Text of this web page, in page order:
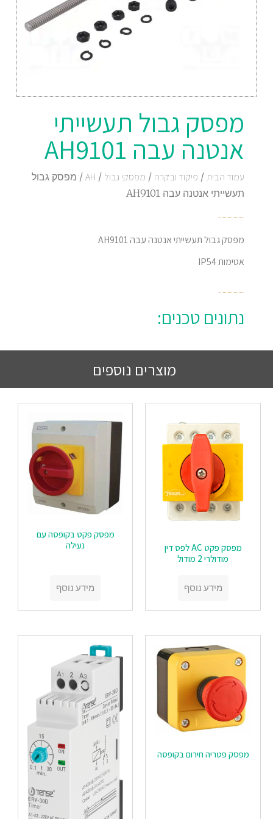
מפסק גבול תעשייתי
אנטנה עבה AH9101
עמוד הבית / פיקוד ובקרה / מפסקי גבול /
AH/ מפסק גבול
תעשייתי אנטנה עבה AH9101
מפסק גבול תעשייתי אנטנה עבה AH9101
אטימות IP54
נתונים טכנים:
מוצרים נוספים
מפסק פקט AC לפס דין
מודולרי 2 מודול
מידע נוסף
מפסק פקט בקופסה עם
נעילה
מידע נוסף
מפסק פטריה חירום בקופסה